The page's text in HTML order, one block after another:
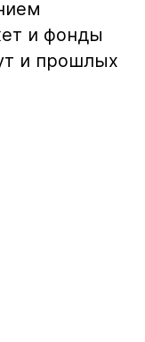
и фонды
и прошлых